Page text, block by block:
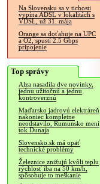
Na Slovensku sa v tichosti
vypína ADSL v lokalitách s
VDSL, už 31. mája
Orange sa doťahuje na UPC
a O2, spustí 2.5 Gbps
pripojenie
Top správy
Alza nasadila dve novinky,
jednu užitočnú a jednu
kontroverznú
Maďarsko jadrovú elektráreň
nakoniec kompletne
neodstavilo, Rumunsko mení
tok Dunaja
Slovensko.sk má opäť
technické problémy
Železnice znižujú kvôli teplu
rýchlosť iba na 50 km/h,
spôsobuje to meškanie